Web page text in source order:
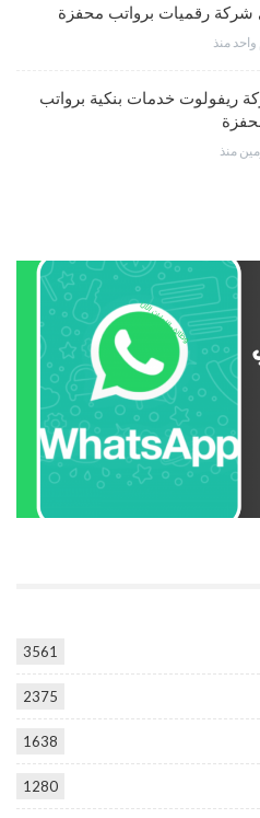
شركة رقميات برواتب محفزة
واحد منذ
ريفولوت خدمات بنكية برواتب
منذ
3561
2375
1638
1280